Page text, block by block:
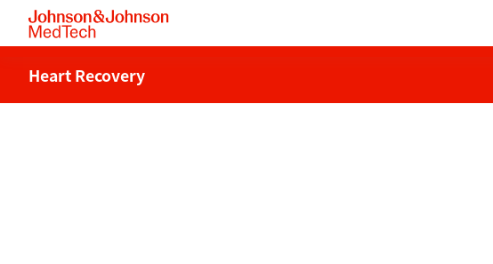
Heart Recovery